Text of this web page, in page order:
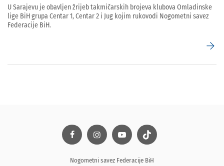
U Sarajevu je obavljen žrijeb takmičarskih brojeva klubova Omladinske
lige BiH grupa Centar 1, Centar 2 i Jug kojim rukovodi Nogometni savez
Federacije BiH.
arrow_forward
Nogometni savez Federacije BiH